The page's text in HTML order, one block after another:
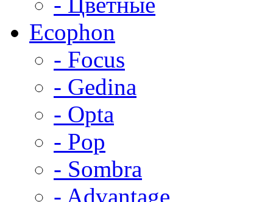
Ecophon
- Focus
- Gedina
- Opta
- Pop
- Sombra
- Advantage